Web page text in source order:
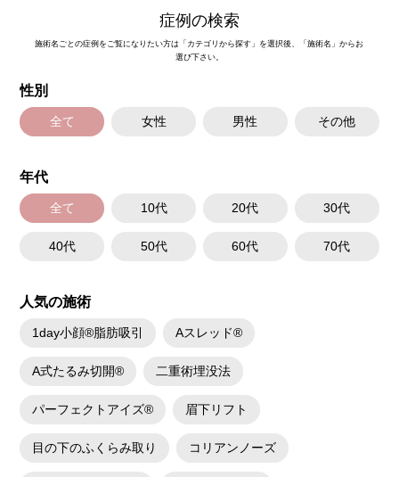
症例の検索
施術名ごとの症例をご覧になりたい方は「カテゴリから探す」を選択後、「施術名」からお
選び下さい。
性別
全て 女性 男性 その他
年代
全て 10代 20代 30代
40代 50代 60代 70代
人気の施術
1day小顔®脂肪吸引 Aスレッド®
A式たるみ切開® 二重術埋没法
パーフェクトアイズ® 眉下リフト
目の下のふくらみ取り コリアンノーズ